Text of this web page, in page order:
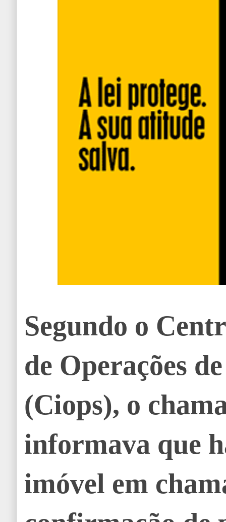
Segundo o
de Operações
(Ciops), o
informava que
imóvel em